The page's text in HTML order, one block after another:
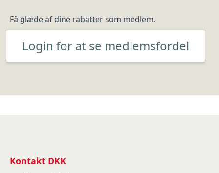
Få glæde af dine rabatter som medlem.
Login for at se medlemsfordel
Kontakt DKK